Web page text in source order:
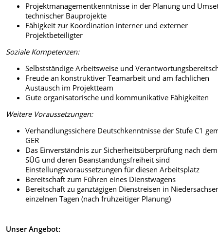
Projektmanagementkenntnisse in der Planung und
technischer Bauprojekte
Fähigkeit zur Koordination interner und externer
Projektbeteiligter
Soziale Kompetenzen:
Selbstständige Arbeitsweise und
Freude an konstruktiver Teamarbeit und am fachlichen
Austausch im Projektteam
Gute organisatorische und kommunikative Fähigkeiten
Weitere Voraussetzungen:
Verhandlungssichere Deutschkenntnisse der Stufe C1
GER
Das Einverständnis zur Sicherheitsüberprüfung nach
SÜG und deren Beanstandungsfreiheit sind
Einstellungsvoraussetzungen für diesen Arbeitsplatz
Bereitschaft zum Führen eines Dienstwagens
Bereitschaft zu ganztägigen Dienstreisen in
einzelnen Tagen (nach frühzeitiger Planung)
Unser Angebot: